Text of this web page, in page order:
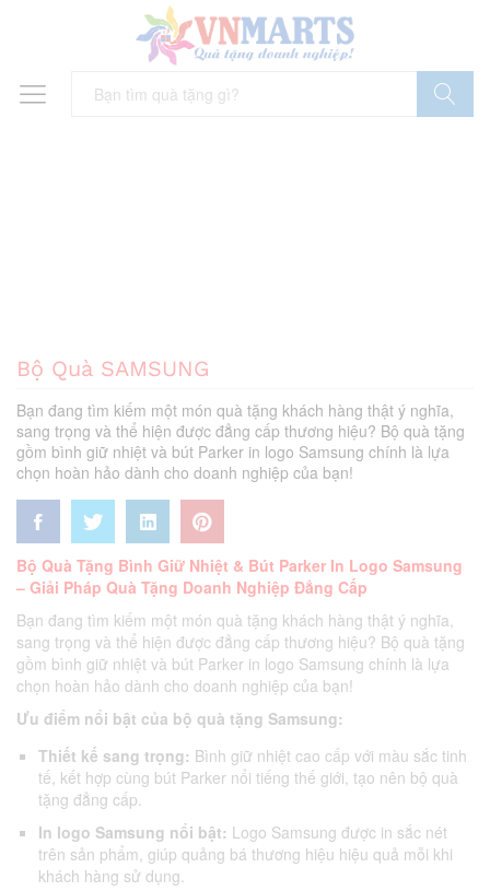
Bộ Quà SAMSUNG
Bạn đang tìm kiếm một món quà tặng khách hàng thật ý nghĩa,
sang trọng và thể hiện được đẳng cấp thương hiệu? Bộ quà tặng
gồm bình giữ nhiệt và bút Parker in logo Samsung chính là lựa
chọn hoàn hảo dành cho doanh nghiệp của bạn!
Bộ Quà Tặng Bình Giữ Nhiệt & Bút Parker In Logo Samsung
– Giải Pháp Quà Tặng Doanh Nghiệp Đẳng Cấp
Bạn đang tìm kiếm một món quà tặng khách hàng thật ý nghĩa,
sang trọng và thể hiện được đẳng cấp thương hiệu? Bộ quà tặng
gồm bình giữ nhiệt và bút Parker in logo Samsung chính là lựa
chọn hoàn hảo dành cho doanh nghiệp của bạn!
Ưu điểm nổi bật của bộ quà tặng Samsung:
Thiết kế sang trọng: Bình giữ nhiệt cao cấp với màu sắc tinh
tế, kết hợp cùng bút Parker nổi tiếng thế giới, tạo nên bộ quà
tặng đẳng cấp.
In logo Samsung nổi bật: Logo Samsung được in sắc nét
trên sản phẩm, giúp quảng bá thương hiệu hiệu quả mỗi khi
khách hàng sử dụng.